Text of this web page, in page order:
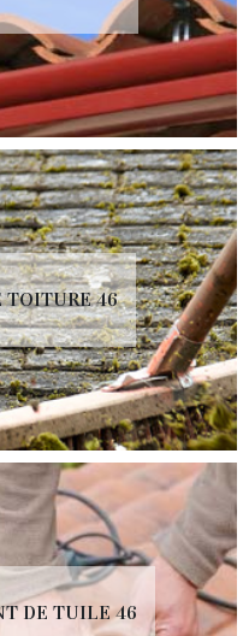
TOITURE 46
DE TUILE 46